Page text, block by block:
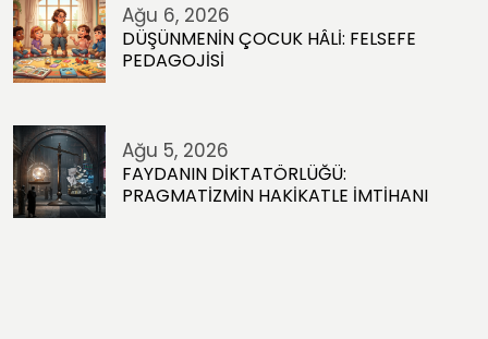
Ağu 6, 2026
DÜŞÜNMENİN ÇOCUK HÂLİ: FELSEFE
PEDAGOJİSİ
Ağu 5, 2026
FAYDANIN DİKTATÖRLÜĞÜ:
PRAGMATİZMİN HAKİKATLE İMTİHANI